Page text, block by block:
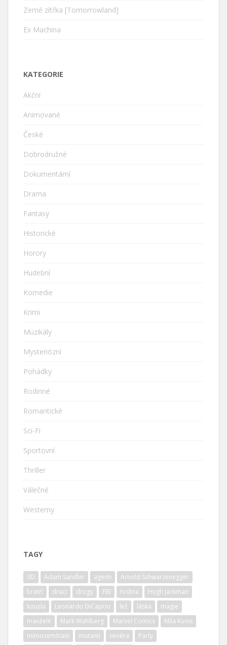
Země zítřka [Tomorrowland]
Ex Machina
KATEGORIE
Akční
Animované
České
Dobrodružné
Dokumentární
Drama
Fantasy
Historické
Horory
Hudební
Komedie
Krimi
Muzikály
Mysteriózní
Pohádky
Rodinné
Romantické
Sci-Fi
Sportovní
Thriller
Válečné
Westerny
TAGY
3D Adam Sandler agenti
Arnold Schwarzenegger
bratři
draci drogy FBI hrdina
Hugh Jackman
kouzla
Leonardo DiCaprio lež láska
magie
manželé
Mark Wahlberg Marvel Comics
Mila Kunis
mimozemšťani
mutanti nevěra Party